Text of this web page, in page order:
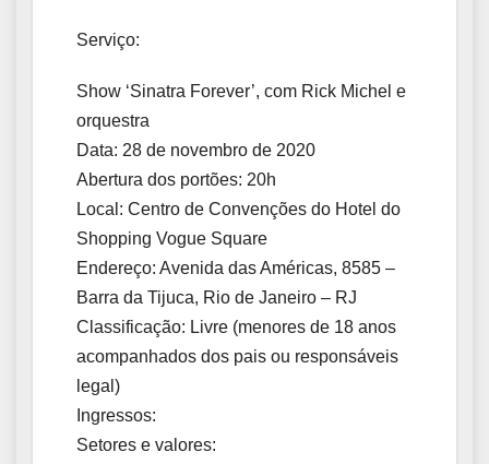
Serviço:
Show ‘Sinatra Forever’, com Rick Michel e
orquestra
Data: 28 de novembro de 2020
Abertura dos portões: 20h
Local: Centro de Convenções do Hotel do
Shopping Vogue Square
Endereço: Avenida das Américas, 8585 –
Barra da Tijuca, Rio de Janeiro – RJ
Classificação: Livre (menores de 18 anos
acompanhados dos pais ou responsáveis
legal)
Ingressos:
Setores e valores: